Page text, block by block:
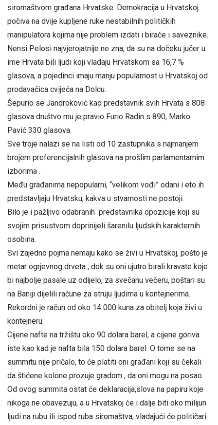
siromaštvom građana Hrvatske. Demokracija u Hrvatskoj
počiva na dvije kupljene ruke nestabilnih političkih
manipulatora kojima nije problem izdati i birače i saveznike.
Nensi Pelosi najvjerojatnije ne zna, da su na dočeku jučer u
ime Hrvata bili ljudi koji vladaju Hrvatskom sa 16,7 %
glasova, a pojedinci imaju manju popularnost u Hrvatskoj od
prodavačica cvijeća na Dolcu.
Šepurio se Jandroković kao predstavnik svih Hrvata s 808
glasova društvo mu je pravio Furio Radin s 890, Marko
Pavić 330 glasova.
Sve troje nalazi se na listi od 10 zastupnika s najmanjem
brojem preferencijalnih glasova na prošlim parlamentarnim
izborima .
Među građanima nepopularni, “velikom vođi” odani i eto ih
predstavljaju Hrvatsku, kakva u stvarnosti ne postoji.
Bilo je i pažljivo odabranih predstavnika opozicije koji su
svojim prisustvom doprinijeli šarenilu ljudskih karakternih
osobina.
Svi zajedno pojma nemaju kako se živi u Hrvatskoj, pošto je
metar ogrjevnog drveta , dok su oni ujutro birali kravate koje
bi najbolje pasale uz odijelo, za svečanu večeru, poštari su
na Baniji dijelili račune za struju ljudima u kontejnerima.
Rekordni je račun od oko 14 000 kuna za obitelj koja živi u
kontejneru.
Cijene nafte na tržištu oko 90 dolara barel, a cijene goriva
iste kao kad je nafta bila 150 dolara barel. O tome se na
summitu nije pričalo, to će platiti oni građani koji su čekali
da štićene kolone prozuje gradom , da oni mogu na posao.
Od ovog summita ostat će deklaracija,slova na papiru koje
nikoga ne obavezuju, a u Hrvatskoj će i dalje biti oko milijun
ljudi na rubu ili ispod ruba siromaštva, vladajući će političari